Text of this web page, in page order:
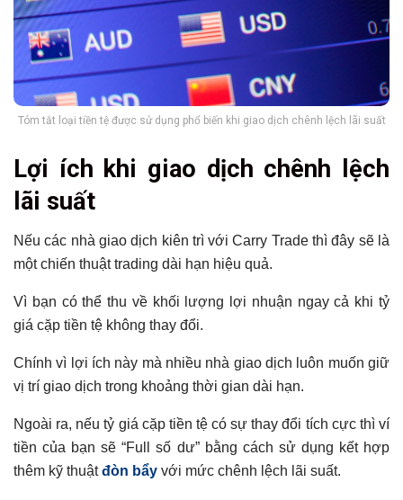
Tóm tắt loại tiền tệ được sử dụng phổ biến khi giao dịch chênh lệch lãi suất
Lợi ích khi giao dịch chênh lệch
lãi suất
Nếu các nhà giao dịch kiên trì với Carry Trade thì đây sẽ là
một chiến thuật trading dài hạn hiệu quả.
Vì bạn có thể thu về khối lượng lợi nhuận ngay cả khi tỷ
giá cặp tiền tệ không thay đổi.
Chính vì lợi ích này mà nhiều nhà giao dịch luôn muốn giữ
vị trí giao dịch trong khoảng thời gian dài hạn.
Ngoài ra, nếu tỷ giá cặp tiền tệ có sự thay đổi tích cực thì ví
tiền của bạn sẽ “Full số dư” bằng cách sử dụng kết hợp
thêm kỹ thuậtđòn bẩy với mức chênh lệch lãi suất.